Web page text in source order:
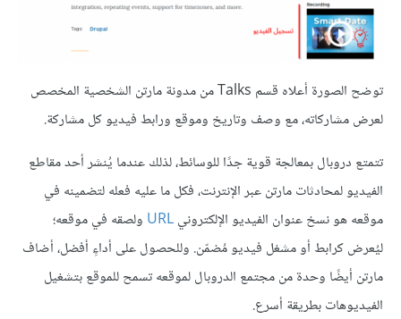
توضح الصورة أعلاه قسم Talks من مدونة مارتن الشخصية المخصص
لعرض مشاركاته، مع وصف وتاريخ وموقع ورابط فيديو كل مشاركة.
تتمتع دروبال بمعالجة قوية جدًا للوسائط، لذلك عندما يُنشر أحد مقاطع
الفيديو لمحادثات مارتن عبر الإنترنت، فكل ما عليه فعله لتضمينه في
موقعه هو نسخ عنوان الفيديو الإلكترونيURL ولصقه في موقعه؛
ليُعرض كرابط أو مشغل فيديو مُضمّن. وللحصول على أداءٍ أفضل، أضاف
مارتن أيضًا وحدة من مجتمع الدروبال لموقعه تسمح للموقع بتشغيل
الفيديوهات بطريقة أسرع.